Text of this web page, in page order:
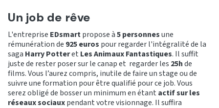
Un job de rêve
L'entreprise EDsmartpropose à5 personnesune
rémunération de 925 euros pour regarder l'intégralité de la
saga Harry Potteret Les Animaux Fantastiques. Il suffit
juste de rester poser sur le canap et regarder les 25hde
films. Vous l’aurez compris, inutile de faire un stage ou de
suivre une formation pour être qualifié pour ce job. Vous
serez obligé de bosser un minimum en étant actif sur les
réseaux sociauxpendant votre visionnage. Il suffira